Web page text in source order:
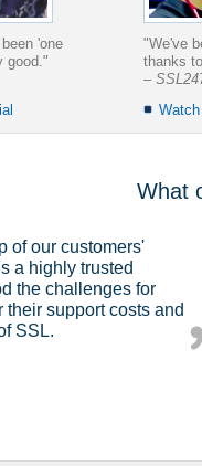
Örnek Olayı
bilgi
simple, easy to
SSL Certificates
sacrificing
Örnek Olayı
'one
good."
"We've
thanks
–
What
of our customers'
a highly trusted
the challenges for
support costs and
SSL.
the platform and EV
and security
make the switch to
SSL Certificates
SSL, I have found the
to my previous SSL